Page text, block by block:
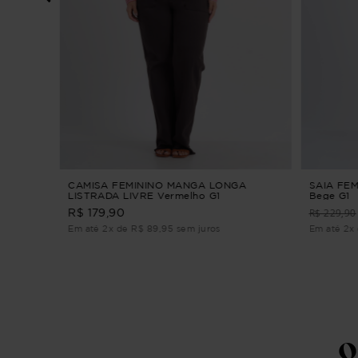
CAMISA FEMININO MANGA LONGA
LISTRADA LIVRE Vermelho G1
R$ 179,90
Em até 2x de R$ 89,95 sem juros
SAIA
Bege G1
R$ 229,90
Em até